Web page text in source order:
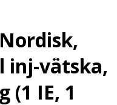
inj-vätska,
(1 IE, 1